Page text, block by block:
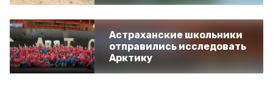
Астраханские школьники
отправились исследовать
Арктику